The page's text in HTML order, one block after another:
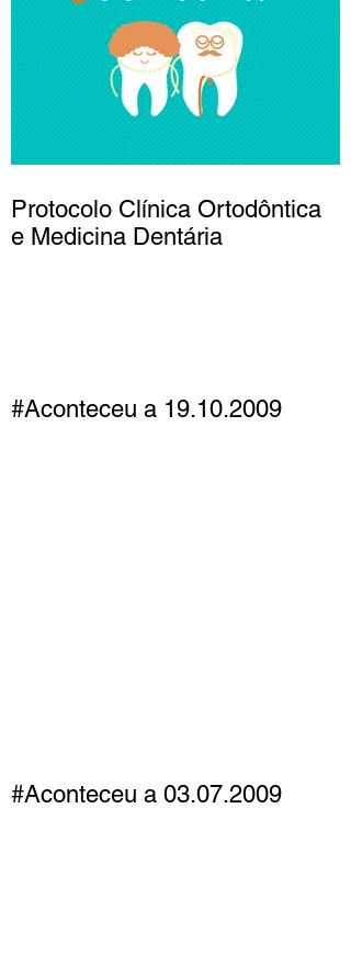
Protocolo Clínica Ortodôntica
e Medicina Dentária
#Aconteceu a 19.10.2009
#Aconteceu a 03.07.2009